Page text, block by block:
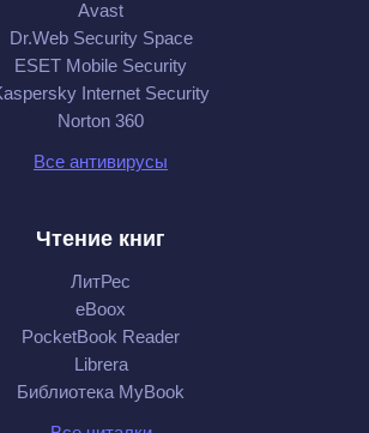
Avast
Dr.Web Security Space
ESET Mobile Security
Internet Security
Norton 360
Все антивирусы
Чтение книг
ЛитРес
eBoox
PocketBook Reader
Librera
Библиотека MyBook